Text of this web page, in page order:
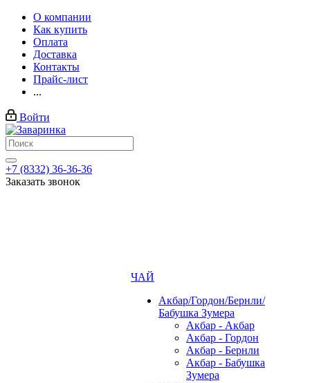
О компании
Как купить
Оплата
Доставка
Контакты
Прайс-лист
...
Войти
+7 (8332) 36-36-36
Заказать звонок
ЧАЙ
Акбар/Гордон/Бернли/
Бабушка Зумера
Акбар - Акбар
Акбар - Гордон
Акбар - Бернли
Акбар - Бабушка
Зумера